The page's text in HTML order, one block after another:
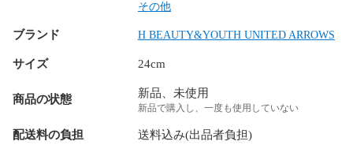
その他
ブランド H BEAUTY&YOUTH UNITED ARROWS
サイズ 24cm
商品の状態 新品、未使用
新品で購入し、一度も使用していない
配送料の負担 送料込み(出品者負担)